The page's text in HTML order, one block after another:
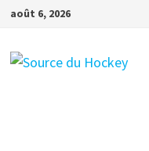
Passer
contenu
août 6, 2026